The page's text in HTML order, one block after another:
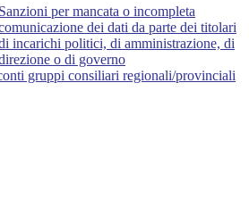
Sanzioni per mancata o incompleta
dei dati da parte dei titolari
incarichi politici, di amministrazione, di
o di governo
gruppi consiliari regionali/provinciali